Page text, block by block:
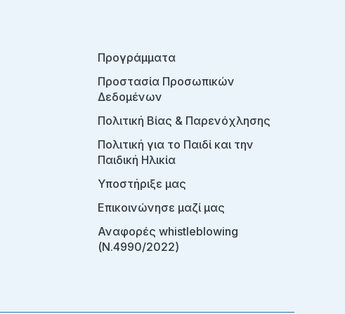
Προγράμματα
Προστασία Προσωπικών
Δεδομένων
Πολιτική Βίας & Παρενόχλησης
Πολιτική για το Παιδί και την
Παιδική Ηλικία
Υποστήριξε μας
Επικοινώνησε μαζί μας
Αναφορές whistleblowing
(Ν.4990/2022)